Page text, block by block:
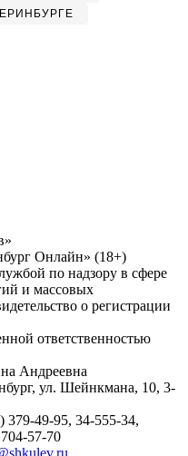
Онлайн» (18+)
по надзору в сфере
и массовых
о регистрации
ответственностью
Андреевна
ул. Шейнкмана, 10, 3-
379-49-95, 34-555-34,
57-70